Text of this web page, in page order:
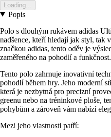
Loading...
Popis
Polo s dlouhým rukávem adidas
nadšence, kteří hledají jak styl, tak
značkou adidas, tento oděv je
zaměřeného na pohodlí a funkčnost.
Tento polo zahrnuje inovativní
pohodlí během hry. Jeho moderní
která je nezbytná pro precizní
greenu nebo na tréninkové ploše,
pohybům a zároveň vám nabízí
Mezi jeho vlastnosti patří: